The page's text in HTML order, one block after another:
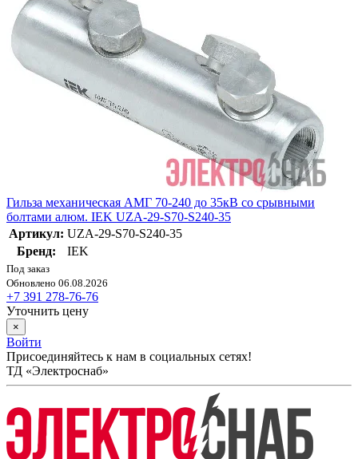
Гильза механическая АМГ 70-240 до 35кВ со срывными
болтами алюм. IEK UZA-29-S70-S240-35
Артикул: UZA-29-S70-S240-35
Бренд:
IEK
Под заказ
Обновлено 06.08.2026
+7 391 278-76-76
Уточнить цену
×
Войти
Присоединяйтесь к нам в социальных сетях!
ТД «Электроснаб»